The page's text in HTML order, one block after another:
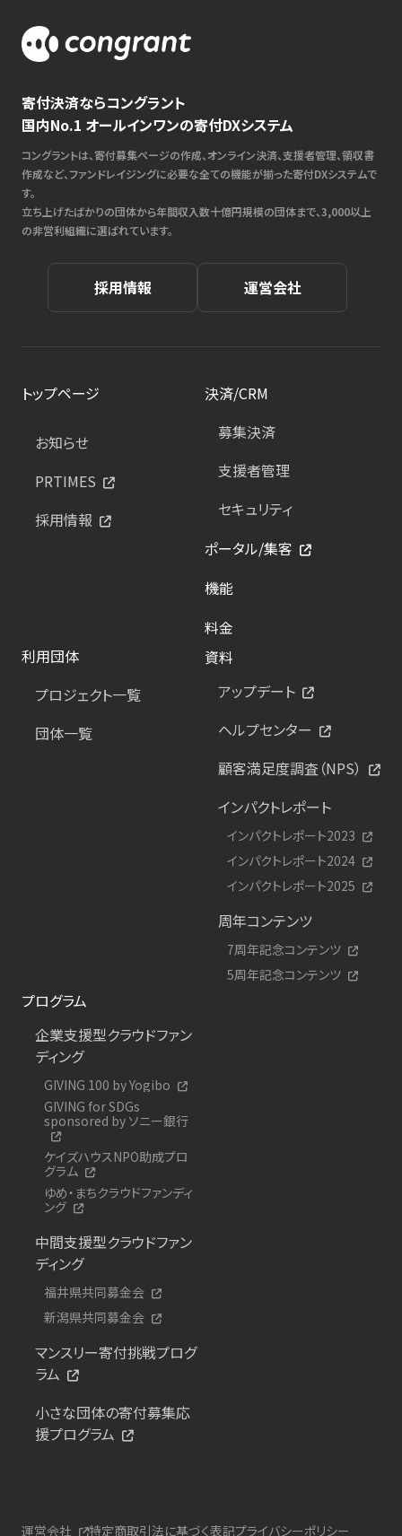
寄付決済ならコングラント
国内No.1 オールインワンの寄付DXシステム
コングラントは、寄付募集ページの作成、オンライン決済、支援者管理、領収書
作成など、ファンドレイジングに必要な全ての機能が揃った寄付DXシステムで
す。
立ち上げたばかりの団体から年間収入数十億円規模の団体まで、3,000以上
の非営利組織に選ばれています。
採用情報 運営会社
トップページ
お知らせ
PRTIMES
採用情報
決済/CRM
募集決済
支援者管理
セキュリティ
ポータル/集客
機能
料金
利用団体
プロジェクト一覧
団体一覧
資料
アップデート
ヘルプセンター
顧客満足度調査（NPS）
インパクトレポート
インパクトレポート2023
インパクトレポート2024
インパクトレポート2025
周年コンテンツ
7周年記念コンテンツ
5周年記念コンテンツ
プログラム
企業支援型クラウドファン
ディング
GIVING 100 by Yogibo
GIVING for SDGs
sponsored by ソニー銀行
ケイズハウスNPO助成プロ
グラム
ゆめ・まちクラウドファンディ
ング
中間支援型クラウドファン
ディング
福井県共同募金会
新潟県共同募金会
マンスリー寄付挑戦プログ
ラム
小さな団体の寄付募集応
援プログラム
運営会社 特定商取引法に基づく表記プライバシーポリシー